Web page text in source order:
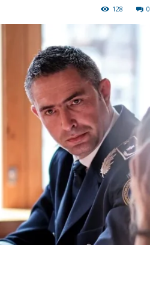
0
128